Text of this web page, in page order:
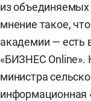
из объединяемых
мнение такое,
академии — есть
«БИЗНЕС Online».
министра
информационная